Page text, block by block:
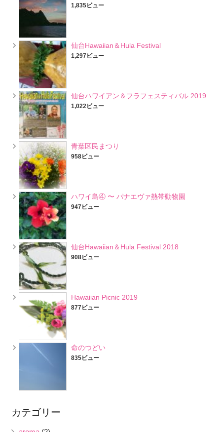
1,835ビュー
仙台Hawaiian＆Hula Festival
1,297ビュー
仙台ハワイアン＆フラフェスティバル 2019
1,022ビュー
青葉区民まつり
958ビュー
ハワイ島④ 〜 パナエヴァ熱帯動物園
947ビュー
仙台Hawaiian＆Hula Festival 2018
908ビュー
Hawaiian Picnic 2019
877ビュー
命のつどい
835ビュー
カテゴリー